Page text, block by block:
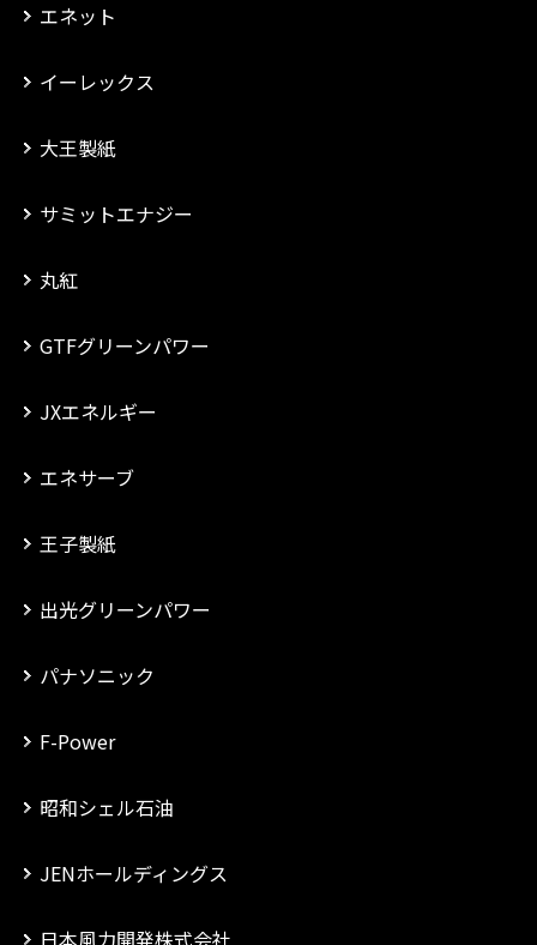
エネット
イーレックス
大王製紙
サミットエナジー
丸紅
GTFグリーンパワー
JXエネルギー
エネサーブ
王子製紙
出光グリーンパワー
パナソニック
F-Power
昭和シェル石油
JENホールディングス
日本風力開発株式会社